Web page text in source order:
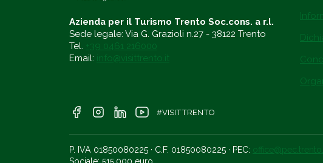
Azienda per il Turismo Trento Soc.cons. a r.l.
Sede legale: Via G. Grazioli n.27 - 38122 Trento
Tel. +39 0461 216000
Email: info@visittrento.it
#VISITTRENTO
P. IVA 01850080225 · C.F. 01850080225 · PEC: